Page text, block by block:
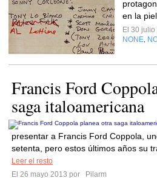
en la
El 30
NONE
Francis Ford
saga italoamericana
presentar a Francis Ford Coppola,
setenta, pero estos últimos años su
Leer el resto
El 26 mayo 2013 por
Pilarm